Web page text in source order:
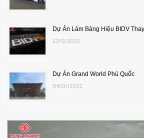
Dự Án Làm Bảng Hiệu BIDV
27/12/2022
Dự Án Grand World Phú Quốc
09/01/2022